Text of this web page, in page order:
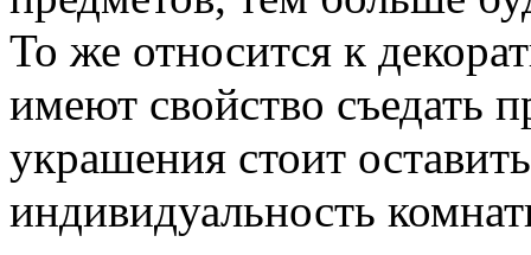
То же относится к
имеют свойство съедать
украшения стоит
индивидуальность